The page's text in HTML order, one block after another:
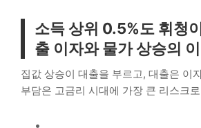
소득 상위 0.5%도 휘청
출 이자와 물가 상승의
집값 상승이 대출을 부르고, 대출은 이
부담은 고금리 시대에 가장 큰 리스크